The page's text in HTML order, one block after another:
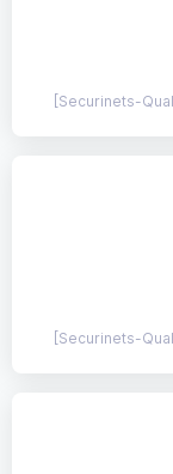
[Securinets-
[Securinets-